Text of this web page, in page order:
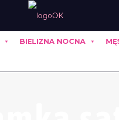
BIELIZNA NOCNA